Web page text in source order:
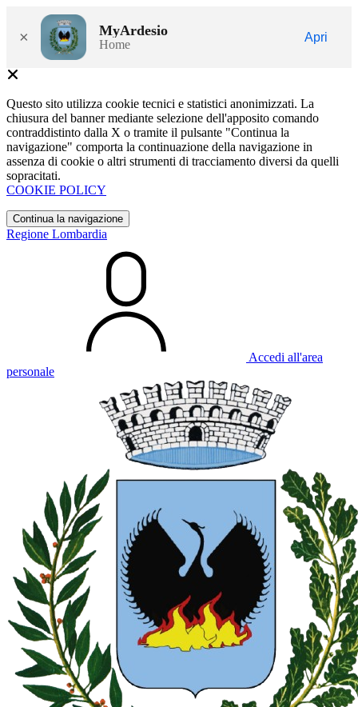
× MyArdesio
Home
Apri
Questo sito utilizza cookie tecnici e statistici anonimizzati. La
chiusura del banner mediante selezione dell'apposito comando
contraddistinto dalla X o tramite il pulsante "Continua la
navigazione" comporta la continuazione della navigazione in
assenza di cookie o altri strumenti di tracciamento diversi da quelli
sopracitati.
COOKIE POLICY
Continua la navigazione
Regione Lombardia
Accedi all'area
personale